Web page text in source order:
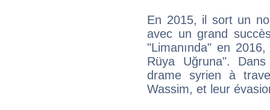
En 2015, il sort un
avec un grand
"Limanında" en
Rüya Uğruna".
drame syrien à
Wassim, et leur